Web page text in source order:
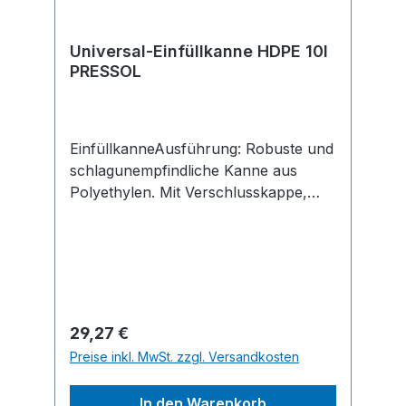
Universal-Einfüllkanne HDPE 10l
PRESSOL
EinfüllkanneAusführung: Robuste und
schlagunempfindliche Kanne aus
Polyethylen. Mit Verschlusskappe,
AdBlue®, Wasser, Scheibenklar und
Kühlerfrostschutz.Hersteller: Pressol
Schmiergeräte GmbH,
Tiergartenstraße 5, 79423
Regulärer Preis:
29,27 €
Preise inkl. MwSt. zzgl. Versandkosten